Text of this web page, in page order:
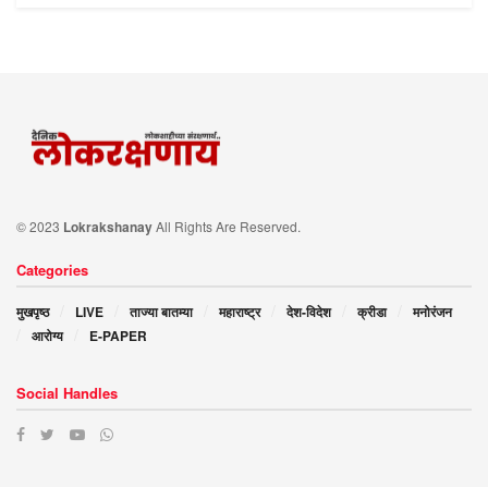
© 2023 LokrakshanayAll Rights Are Reserved.
Categories
मुखपृष्ठ LIVE ताज्या बातम्या महाराष्ट्र देश-विदेश क्रीडा
मनोरंजन
आरोग्य
E-PAPER
Social Handles